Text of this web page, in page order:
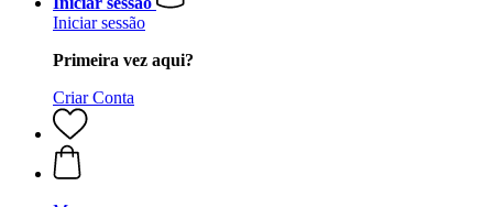
Iniciar sessão
Primeira vez aqui?
Criar Conta